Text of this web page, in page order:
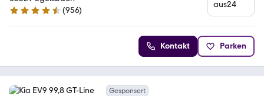
4.3 Sterne
(956)
Kontakt Parken
Gesponsert